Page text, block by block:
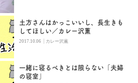
土方さんはかっこいいし、長生きも
してほしい／カレー沢薫
2017.10.06 | カレー沢薫
一緒に寝るべきとは限らない「夫婦
の寝室」